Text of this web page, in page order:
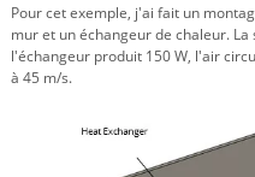
Pour cet exemple, j'ai fait un
mur et un échangeur de chaleur.
l'échangeur produit 150 W, l'air
à 45 m/s.